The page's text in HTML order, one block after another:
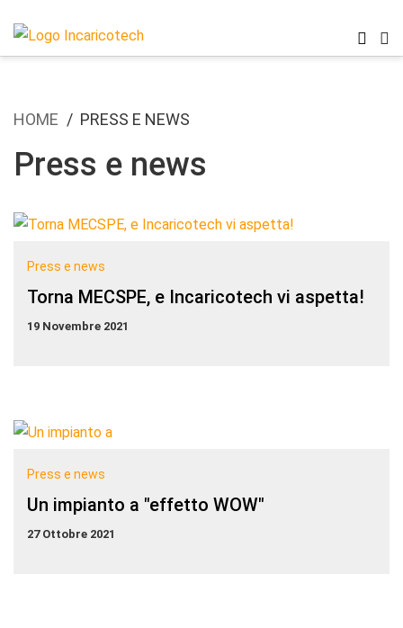
HOME PRESS E NEWS
Press e news
Press e news
Torna MECSPE, e Incaricotech vi aspetta!
19 Novembre 2021
Press e news
Un impianto a "effetto WOW"
27 Ottobre 2021